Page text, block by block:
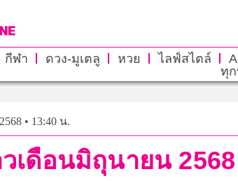
กีฬา ดวง-มูเตลู หวย ไลฟ์สไตล์
ทุ
• 13:40 น.
เดือนมิถุนายน